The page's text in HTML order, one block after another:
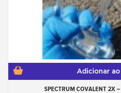
Adicionar
SPECTRUM COVALENT 2X